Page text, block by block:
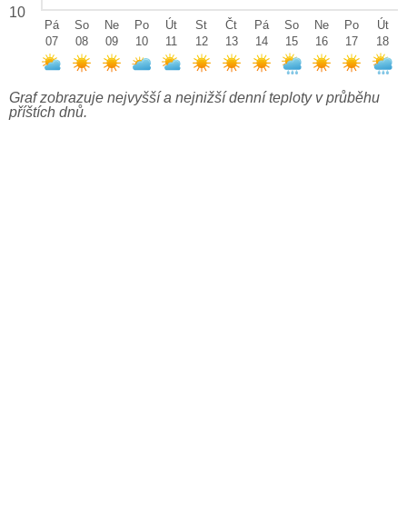
10
Pá
07
So
08
Ne
09
Po
10
Út
11
St
12
Čt
13
Pá
14
So
15
Ne
16
Po
17
Út
18
Graf zobrazuje nejvyšší a nejnižší denní teploty v průběhu
příštích dnů.